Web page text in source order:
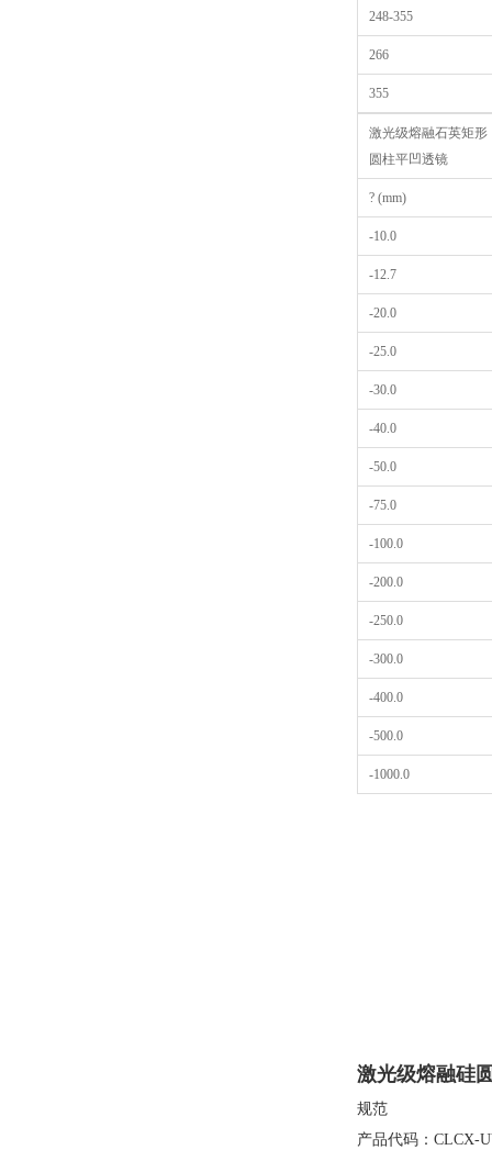
248-355
266
355
激光级熔融石英矩形
圆柱平凹透镜
? (mm)
-10.0
-12.7
-20.0
-25.0
-30.0
-40.0
-50.0
-75.0
-100.0
-200.0
-250.0
-300.0
-400.0
-500.0
-1000.0
激光级熔融硅
规范
产品代码：CLCX-